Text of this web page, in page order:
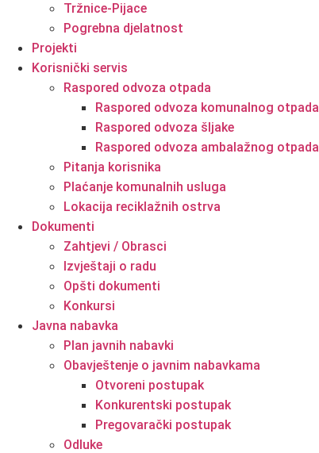
Tržnice-Pijace
Pogrebna djelatnost
Projekti
Korisnički servis
Raspored odvoza otpada
Raspored odvoza komunalnog otpada
Raspored odvoza šljake
Raspored odvoza ambalažnog otpada
Pitanja korisnika
Plaćanje komunalnih usluga
Lokacija reciklažnih ostrva
Dokumenti
Zahtjevi / Obrasci
Izvještaji o radu
Opšti dokumenti
Konkursi
Javna nabavka
Plan javnih nabavki
Obavještenje o javnim nabavkama
Otvoreni postupak
Konkurentski postupak
Pregovarački postupak
Odluke